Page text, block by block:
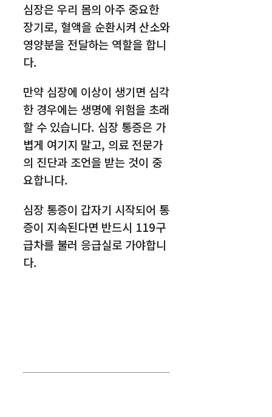
심장은 우리 몸의 아주 중요한
장기로, 혈액을 순환시켜 산소와
영양분을 전달하는 역할을 합니
다.
만약 심장에 이상이 생기면 심각
한 경우에는 생명에 위험을 초래
할 수 있습니다. 심장 통증은 가
볍게 여기지 말고, 의료 전문가
의 진단과 조언을 받는 것이 중
요합니다.
심장 통증이 갑자기 시작되어 통
증이 지속된다면 반드시 119구
급차를 불러 응급실로 가야합니
다.